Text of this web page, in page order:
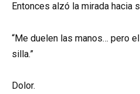
Entonces alzó la mirada hacia
“Me duelen las manos… pero
silla.”
Dolor.